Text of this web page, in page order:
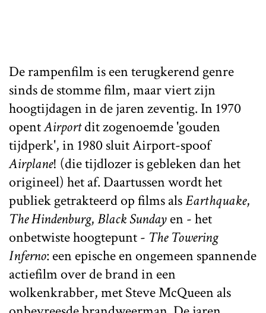
De rampenfilm is een terugkerend genre
sinds de stomme film, maar viert zijn
hoogtijdagen in de jaren zeventig. In 1970
opentAirportdit zogenoemde 'gouden
tijdperk', in 1980 sluit Airport-spoof
Airplane! (die tijdlozer is gebleken dan het
origineel) het af. Daartussen wordt het
publiek getrakteerd op films alsEarthquake,
The Hindenburg,Black Sundayen - het
onbetwiste hoogtepunt - The Towering
Inferno: een epische en ongemeen spannende
actiefilm over de brand in een
wolkenkrabber, met Steve McQueen als